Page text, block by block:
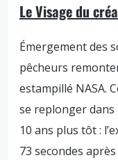
Le Visage du
Émergement des
pêcheurs
estampillé NASA.
se replonger dans
10 ans plus tôt :
73 secondes